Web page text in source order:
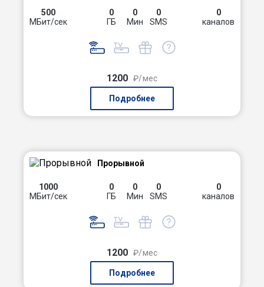
500
МБит/сек
0
ГБ
0
Мин
0
SMS
0
каналов
1200 ₽/мес
Подробнее
Прорывной
1000
МБит/сек
0
ГБ
0
Мин
0
SMS
0
каналов
1200 ₽/мес
Подробнее